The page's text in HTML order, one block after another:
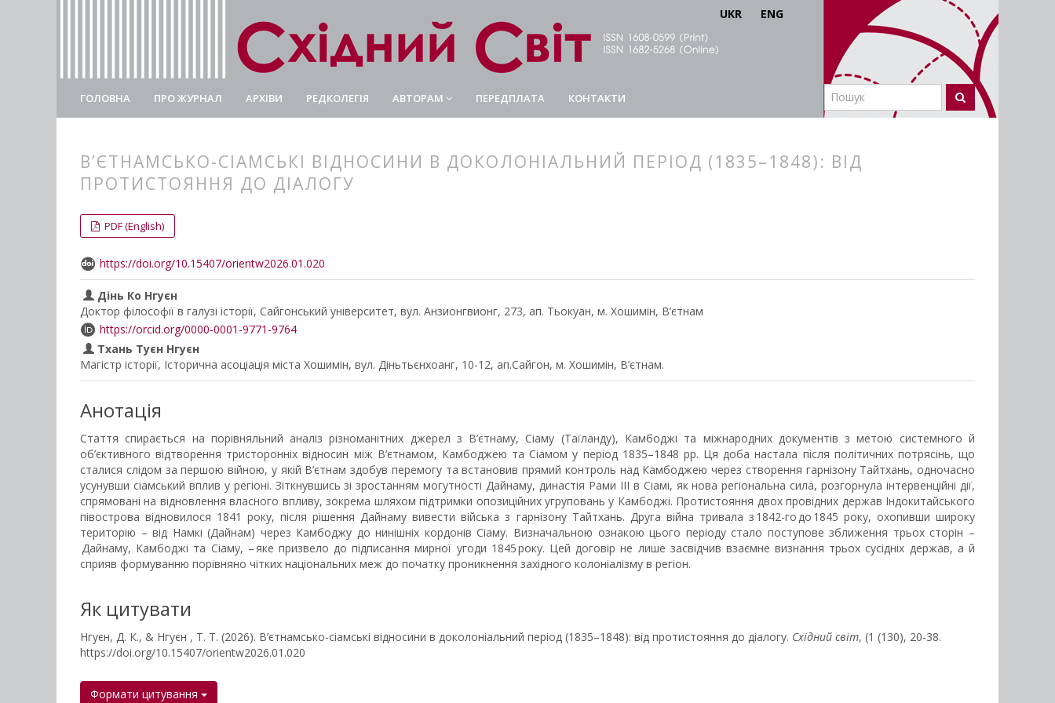
UKR ENG
ГОЛОВНА ПРО ЖУРНАЛ АРХІВИ РЕДКОЛЕГІЯ АВТОРАМ ПЕРЕДПЛАТА КОНТАКТИ
В’ЄТНАМСЬКО-СІАМСЬКІ ВІДНОСИНИ В ДОКОЛОНІАЛЬНИЙ ПЕРІОД (1835–1848): ВІД
ПРОТИСТОЯННЯ ДО ДІАЛОГУ
##plugins.themes.bootstrap3.article.main##
##plugins.themes.bootstrap3.article.sidebar##
PDF (English)
https://doi.org/10.15407/orientw2026.01.020
Дінь Ко Нгуєн
Доктор філософії в галузі історії, Сайгонський університет, вул. Анзионгвионг, 273, ап. Тьокуан, м. Хошимін, В’єтнам
https://orcid.org/0000-0001-9771-9764
Тхань Туєн Нгуєн
Магістр історії, Історична асоціація міста Хошимін, вул. Діньтьєнхоанг, 10-12, ап.Сайгон, м. Хошимін, В’єтнам.
Анотація
Стаття спирається на порівняльний аналіз різноманітних джерел з В’єтнаму, Сіаму (Таїланду), Камбоджі та міжнародних документів з метою системного й
об’єктивного відтворення тристоронніх відносин між В’єтнамом, Камбоджею та Сіамом у період 1835–1848 рр. Ця доба настала після політичних потрясінь, що
сталися слідом за першою війною, у якій В’єтнам здобув перемогу та встановив прямий контроль над Камбоджею через створення гарнізону Тайтхань, одночасно
усунувши сіамський вплив у регіоні. Зіткнувшись зі зростанням могутності Дайнаму, династія Рами ІІІ в Сіамі, як нова регіональна сила, розгорнула інтервенційні дії,
спрямовані на відновлення власного впливу, зокрема шляхом підтримки опозиційних угруповань у Камбоджі. Протистояння двох провідних держав Індокитайського
півострова відновилося 1841 року, після рішення Дайнаму вивести війська з гарнізону Тайтхань. Друга війна тривала з 1842-го до 1845 року, охопивши широку
територію – від Намкі (Дайнам) через Камбоджу до нинішніх кордонів Сіаму. Визначальною ознакою цього періоду стало поступове зближення трьох сторін –
Дайнаму, Камбоджі та Сіаму, – яке призвело до підписання мирної угоди 1845 року. Цей договір не лише засвідчив взаємне визнання трьох сусідніх держав, а й
сприяв формуванню порівняно чітких національних меж до початку проникнення західного колоніалізму в регіон.
Як цитувати
Нгуєн, Д. К., & Нгуєн , Т. Т. (2026). В’єтнамсько-сіамські відносини в доколоніальний період (1835–1848): від протистояння до діалогу. Східний світ, (1 (130), 20-38.
https://doi.org/10.15407/orientw2026.01.020
Формати цитування